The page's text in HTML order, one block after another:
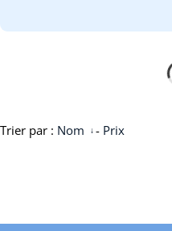
Trier par : Nom - Prix